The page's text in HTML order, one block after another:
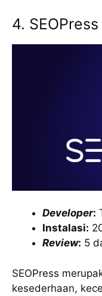
4. SEOPress
Developer:
Instalasi:
Review: 5
SEOPress
kesederhaan,